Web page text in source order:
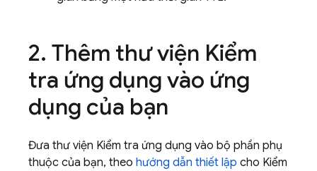
2. Thêm thư viện Kiểm
tra ứng dụng vào ứng
dụng của bạn
Đưa thư viện Kiểm tra ứng dụng vào bộ phần phụ
thuộc của bạn, theo hướng dẫn thiết lập cho Kiểm